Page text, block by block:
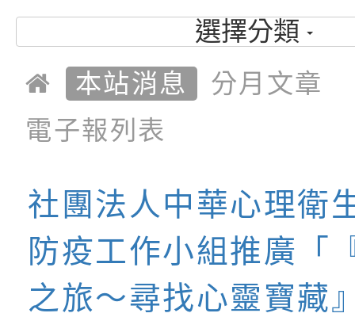
梯次)」
海報電子檔及活動介
檢送桃園市政府家庭
「小桃家7月課程資
「HELLO新鮮人」
養練習題」、「青少
坊」、「祖孫樂淘桃
徵件活動」海報
有關本局115年「暑
年─青春專案」LED
字稿
為配合政府政策宣導
者權益暨落實保護青
檢送桃園市政府LED
服務資源資訊
檢送桃園市政府LED
字稿及LCD託播影（
函轉有關身心障礙者
（CRPD）第三次國
檢送行政院新聞傳播
選擇分類
本站消息
分月文章
電子報列表
社團法人中華心理衛
防疫工作小組推廣「
之旅～尋找心靈寶藏